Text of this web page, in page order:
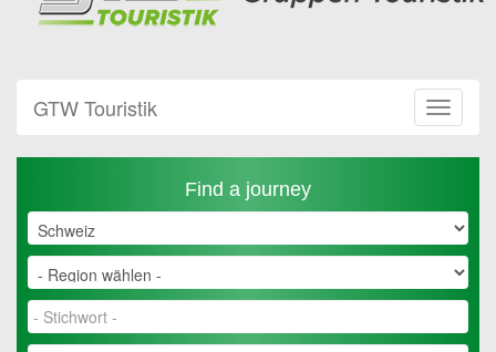
Toggle
GTW Touristik
Find a journey